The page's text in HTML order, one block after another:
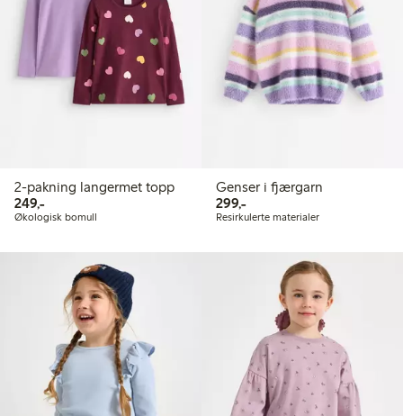
2-pakning langermet topp
249,-249,00 kr
Økologisk bomull
Genser i fjærgarn
299,-299,00 kr
Resirkulerte materialer